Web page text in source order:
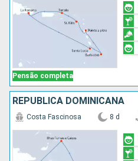
Pensão completa
REPUBLICA DOMINICANA
Costa Fascinosa 8 d